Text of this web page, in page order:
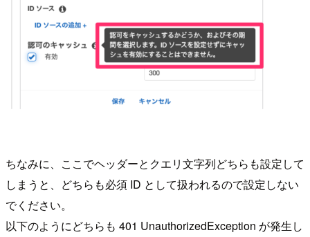
ちなみに、ここでヘッダーとクエリ文字列どちらも設定して
しまうと、どちらも必須 ID として扱われるので設定しない
でください。
以下のようにどちらも 401 UnauthorizedException が発生し